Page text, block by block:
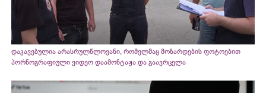
დაკავებულია არასრულწლოვანი, რომელმაც მოზარდების ფოტოებით
პორნოგრაფიული ვიდეო დაამონტაჟა და გაავრცელა